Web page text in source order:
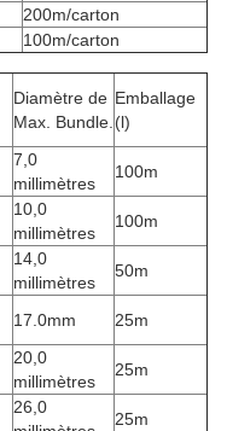
200m/carton
100m/carton
Diamètre de
Max. Bundle.
Emballage
(l)
7,0
millimètres
100m
10,0
millimètres
100m
14,0
millimètres
50m
17.0mm 25m
20,0
millimètres
25m
26,0
25m